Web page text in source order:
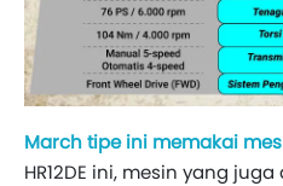
March tipe ini memakai
HR12DE ini, mesin yang